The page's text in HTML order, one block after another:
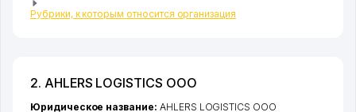
Рубрики, к которым относится организация
2. AHLERS LOGISTICS ООО
Юридическое название: AHLERS LOGISTICS ООО